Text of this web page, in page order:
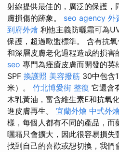
射線提供最佳的，廣泛的保護，
膚損傷的跡象。 seo agency 外
到府外燴 利他主義防曬霜可為
保護，超過歐盟標準。 含有抗
和深層皮膚老化過程造成的損害
seo 專門為痤瘡皮膚而開發的英
SPF 換護照 美容撥筋 30中包含
米）。 竹北博愛街 整復 它還含
木乳黃油，富含維生素E和抗氧
進皮膚再生。 宜蘭外燴 中式外
樣，每個人都有不同的產品，而
曬霜只會擴大，因此很容易損失
找到自己的喜歡或想切換，我們